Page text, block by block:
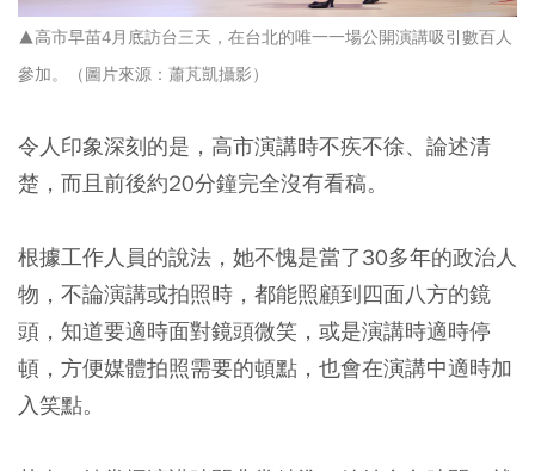
▲高市早苗4月底訪台三天，在台北的唯一一場公開演講吸引數百人
參加。（圖片來源：蕭芃凱攝影）
令人印象深刻的是，高市演講時不疾不徐、論述清
楚，而且前後約20分鐘完全沒有看稿。
根據工作人員的說法，她不愧是當了30多年的政治人
物，不論演講或拍照時，都能照顧到四面八方的鏡
頭，知道要適時面對鏡頭微笑，或是演講時適時停
頓，方便媒體拍照需要的頓點，也會在演講中適時加
入笑點。